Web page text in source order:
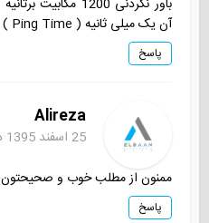
آن یک میلی ثانیه ( Ping Time ) بوده است.
پاسخ
Alireza
25 اسفند 1395 در 10:54 ق.ظ
ممنون از مطلب خوب و صحیحتون
پاسخ